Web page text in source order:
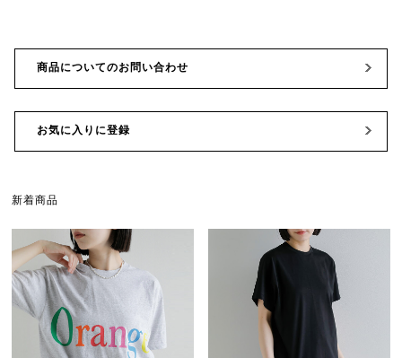
商品についてのお問い合わせ
お気に入りに登録
新着商品